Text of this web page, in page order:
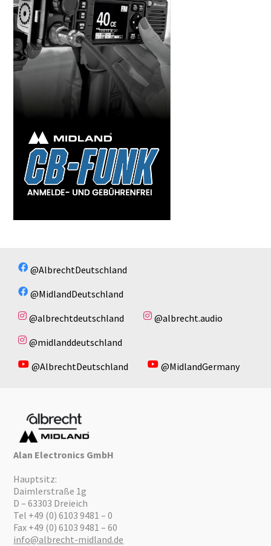
@AlbrechtDeutschland
@MidlandDeutschland
@albrechtdeutschland
@albrecht.audio
@midlanddeutschland
@AlbrechtDeutschland
@MidlandGermany
Alan Electronics GmbH
Hauptsitz:
Daimlerstraße 1g
D – 63303 Dreieich
Tel +49 (0) 6103 9481 – 0
Fax +49 (0) 6103 9481 – 60
info@albrecht-midland.de